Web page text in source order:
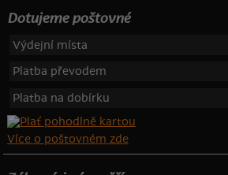
Dotujeme poštovné
Výdejní místa
Platba převodem
Platba na dobírku
Více o poštovném zde